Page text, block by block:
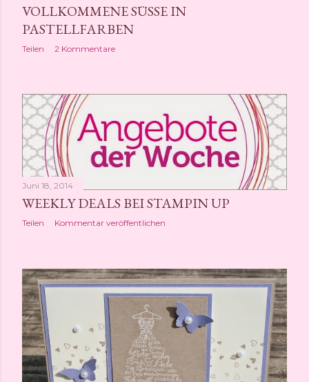
VOLLKOMMENE SÜSSE IN P
ASTELLFARBEN
Teilen 2 Kommentare
Juni 18, 2014
WEEKLY DEALS BEI STAMPIN UP
Teilen Kommentar veröffentlichen